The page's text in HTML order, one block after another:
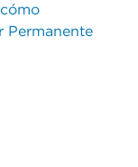
Permanente